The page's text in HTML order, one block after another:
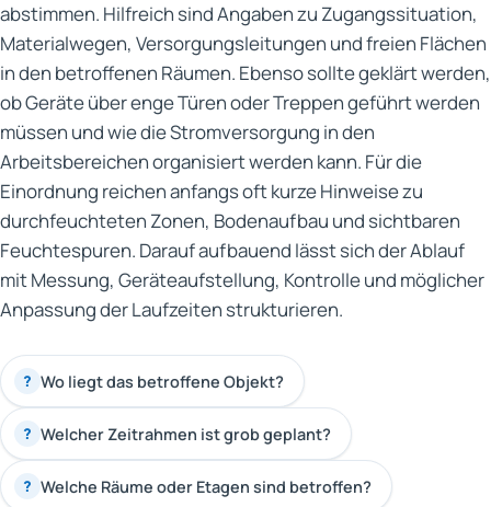
abstimmen. Hilfreich sind Angaben zu Zugangssituation,
Materialwegen, Versorgungsleitungen und freien Flächen
in den betroffenen Räumen. Ebenso sollte geklärt werden,
ob Geräte über enge Türen oder Treppen geführt werden
müssen und wie die Stromversorgung in den
Arbeitsbereichen organisiert werden kann. Für die
Einordnung reichen anfangs oft kurze Hinweise zu
durchfeuchteten Zonen, Bodenaufbau und sichtbaren
Feuchtespuren. Darauf aufbauend lässt sich der Ablauf
mit Messung, Geräteaufstellung, Kontrolle und möglicher
Anpassung der Laufzeiten strukturieren.
? Wo liegt das betroffene Objekt?
? Welcher Zeitrahmen ist grob geplant?
? Welche Räume oder Etagen sind betroffen?